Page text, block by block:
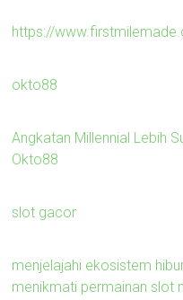
https://
okto88
Angkatan Millennial Lebih
Okto88
slot gacor
menjelajahi ekosistem
menikmati permainan slot